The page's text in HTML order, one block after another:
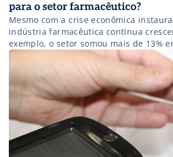
para o setor farmacêutico?
Mesmo com a crise econômica
indústria farmacêutica continua
exemplo, o setor somou mais de 13%
faturamento, segundo dados da
da Indústria Farmacêutica de Pesquisa.
resultados tenham sido bons, há
ainda precisam ser quebradas para